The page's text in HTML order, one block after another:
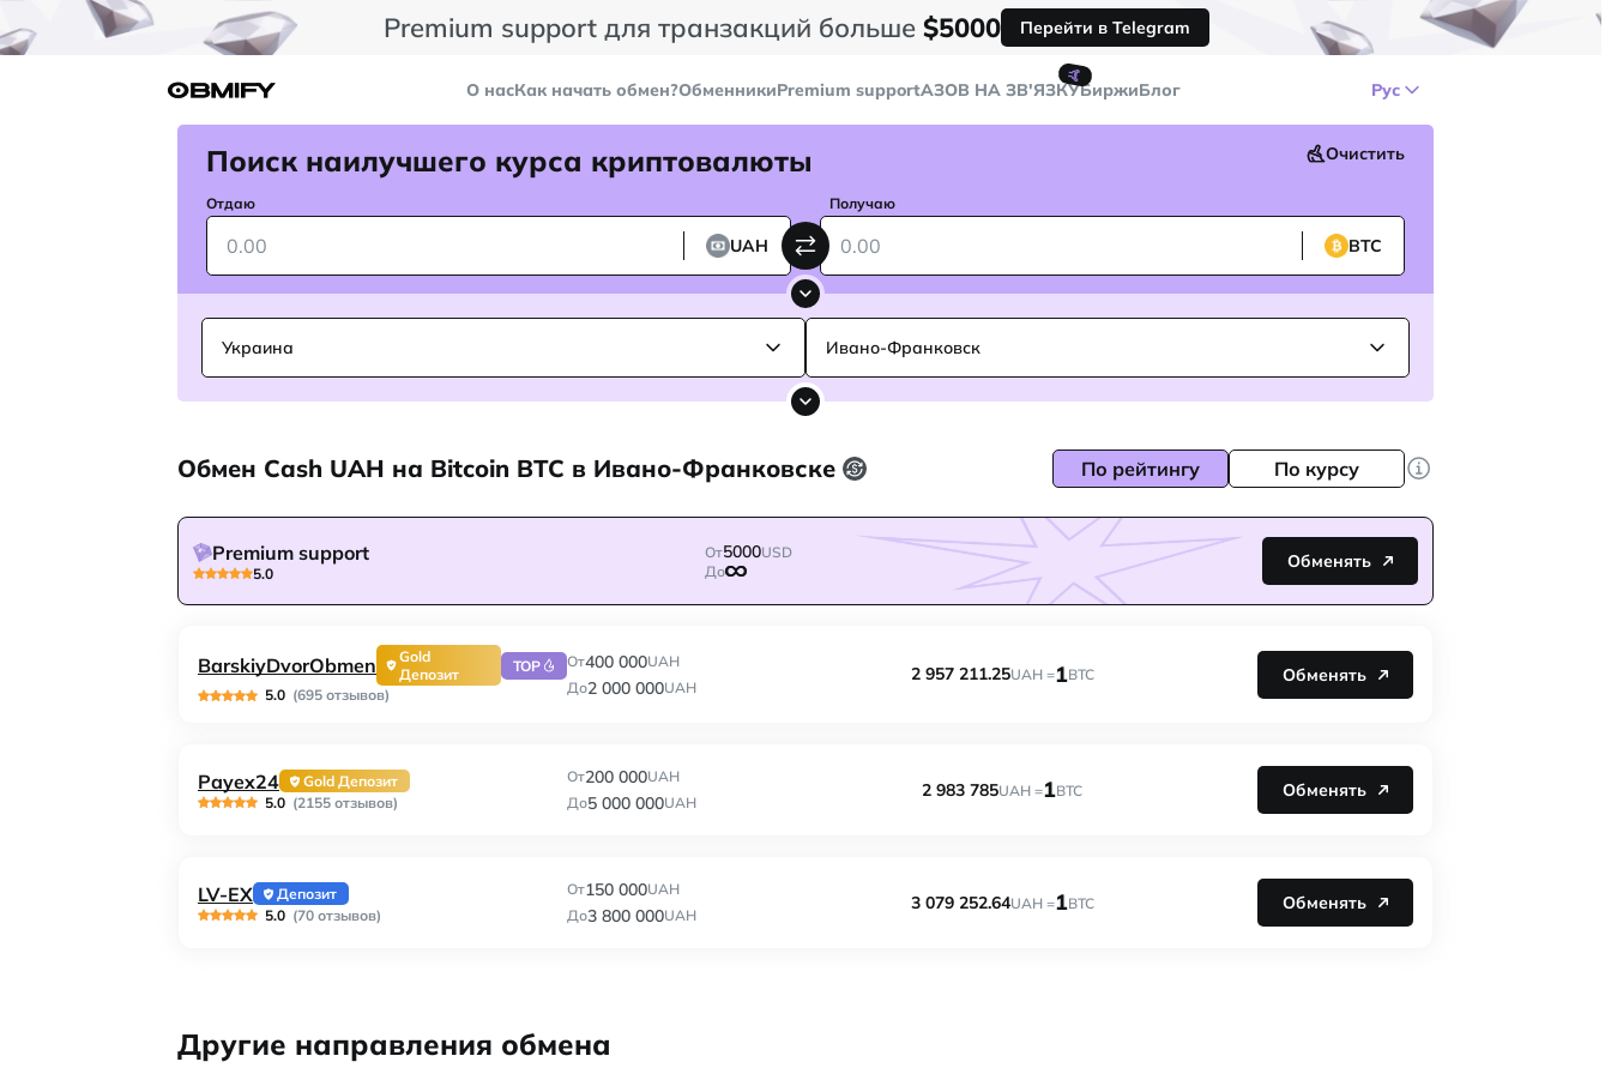
Premium support для транзакций больше $5000 Перейти в Telegram
О насКак начать обмен?ОбменникиPremium support
🤙
AЗОВ НА ЗВ'ЯЗКУБиржиБлог Рус
Поиск наилучшего курса криптовалюты Очистить
Отдаю
UAH
Получаю
BTC
Украина Ивано-Франковск
Обмен Cash UAH на Bitcoin BTC в Ивано-Франковске По рейтингу По курсу
Premium support
5.0
От5000USD
До
Обменять
BarskiyDvorObmen
Gold
Депозит
TOP
5.0 (695 отзывов)
От400 000UAH
До2 000 000UAH
2 957 211.25UAH =1BTC Обменять
Payex24
Gold Депозит
5.0 (2155 отзывов)
От200 000UAH
До5 000 000UAH
2 983 785UAH =1BTC Обменять
LV-EX
Депозит
5.0 (70 отзывов)
От150 000UAH
До3 800 000UAH
3 079 252.64UAH =1BTC Обменять
Другие направления обмена